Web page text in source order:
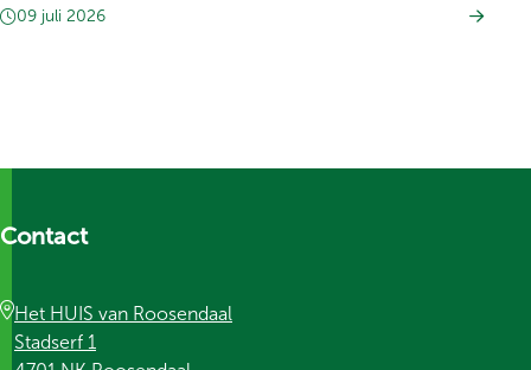
09 juli 2026
Contact
Het HUIS van Roosendaal
Stadserf 1